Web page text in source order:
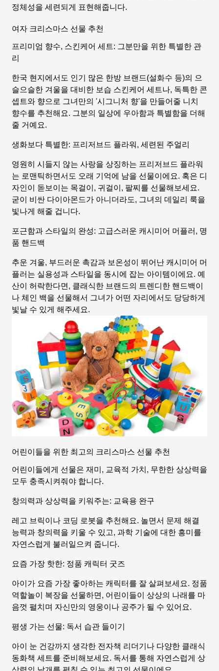
정체성을 세련되게 표현해줍니다.
여자 크리스마스 선물 추천
프리미엄 향수, 스킨케어 세트: 그분만을 위한 특별한 관
리
한국 현지에서도 인기 많은 한방 브랜드(설화수 등)의 으
슬으슬한 겨울을 대비한 보습 스킨케어 세트나, 독특한 콘
셉트와 향으로 그녀만의 '시그니처 향'을 만들어줄 니치
향수를 추천해요. 그분의 일상에 우아함과 특별함을 더해
줄 거예요.
생화보다 특별한: 프리저브드 플라워, 세련된 주얼리
영원히 시들지 않는 사랑을 상징하는 프리저브드 플라워
는 로맨틱하면서도 오래 기억에 남을 선물이에요. 혹은 디
자인이 돋보이는 목걸이, 귀걸이, 팔찌를 선물해보세요.
굳이 비싼 다이아몬드가 아니더라도, 그녀의 데일리 룩을
빛나게 해줄 겁니다.
포근함과 스타일의 완성: 고급스러운 캐시미어 머플러, 명
품 핸드백
추운 겨울, 부드러운 촉감과 보온성이 뛰어난 캐시미어 머
플러는 실용성과 스타일을 동시에 잡는 아이템이에요. 예
산이 허락한다면, 클래식한 브랜드의 트렌디한 핸드백이
나 체인 백을 선물해서 그녀가 어떤 자리에서도 당당하게
빛날 수 있게 해주세요.
어린이들을 위한 최고의 크리스마스 선물 추천
어린이들에게 선물은 재미, 교육적 가치, 무한한 상상력을
모두 충족시켜줘야 합니다.
창의력과 상상력을 키워주는: 교육용 완구
레고 브릭이나 코딩 로봇을 추천해요. 놀면서 문제 해결
능력과 창의력을 키울 수 있고, 과학 기술에 대한 흥미를
자연스럽게 불러일으켜 줍니다.
요즘 가장 핫한: 정품 캐릭터 굿즈
아이가 요즘 가장 좋아하는 캐릭터를 잘 살펴보세요. 정품
역할놀이 복장을 선물하면, 어린이들이 상상의 나래를 마
음껏 펼치며 자신만의 영웅이나 공주가 될 수 있어요.
평생 가는 선물: 독서 습관 들이기
아이 눈 건강까지 생각한 전자책 리더기나 다양한 클래식
동화책 세트를 준비해보세요. 독서를 통해 자연스럽게 상